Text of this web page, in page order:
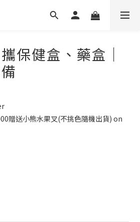
保健盒、藥盒｜
贈送小熊水果叉(不挑色隨機出貨) on